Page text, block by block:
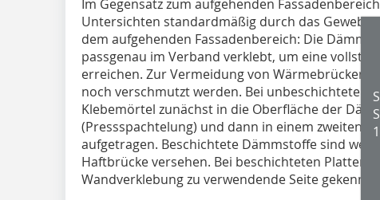
Im Gegensatz zum aufgehenden
Untersichten standardmäßig durch das Gewebe
dem aufgehenden Fassadenbereich: Die
passgenau im Verband verklebt, um eine
erreichen. Zur Vermeidung von Wärmebrücken
noch verschmutzt werden. Bei unbeschichteten
Klebemörtel zunächst in die Oberfläche der
(Pressspachtelung) und dann in einem zweiten
aufgetragen. Beschichtete Dämmstoffe sind
Haftbrücke versehen. Bei beschichteten Platten
Wandverklebung zu verwendende Seite